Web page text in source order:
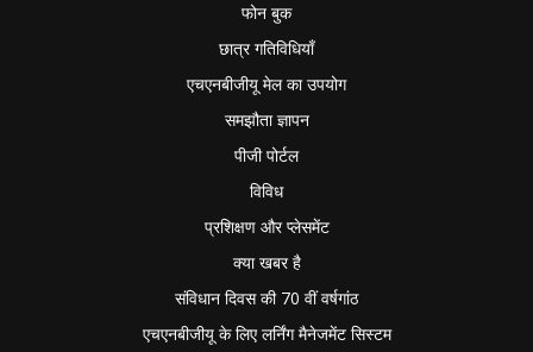
फोन बुक
छात्र गतिविधियाँ
एचएनबीजीयू मेल का उपयोग
समझौता ज्ञापन
पीजी पोर्टल
विविध
प्रशिक्षण और प्लेसमेंट
क्या खबर है
संविधान दिवस की 70 वीं वर्षगांठ
एचएनबीजीयू के लिए लर्निंग मैनेजमेंट सिस्टम